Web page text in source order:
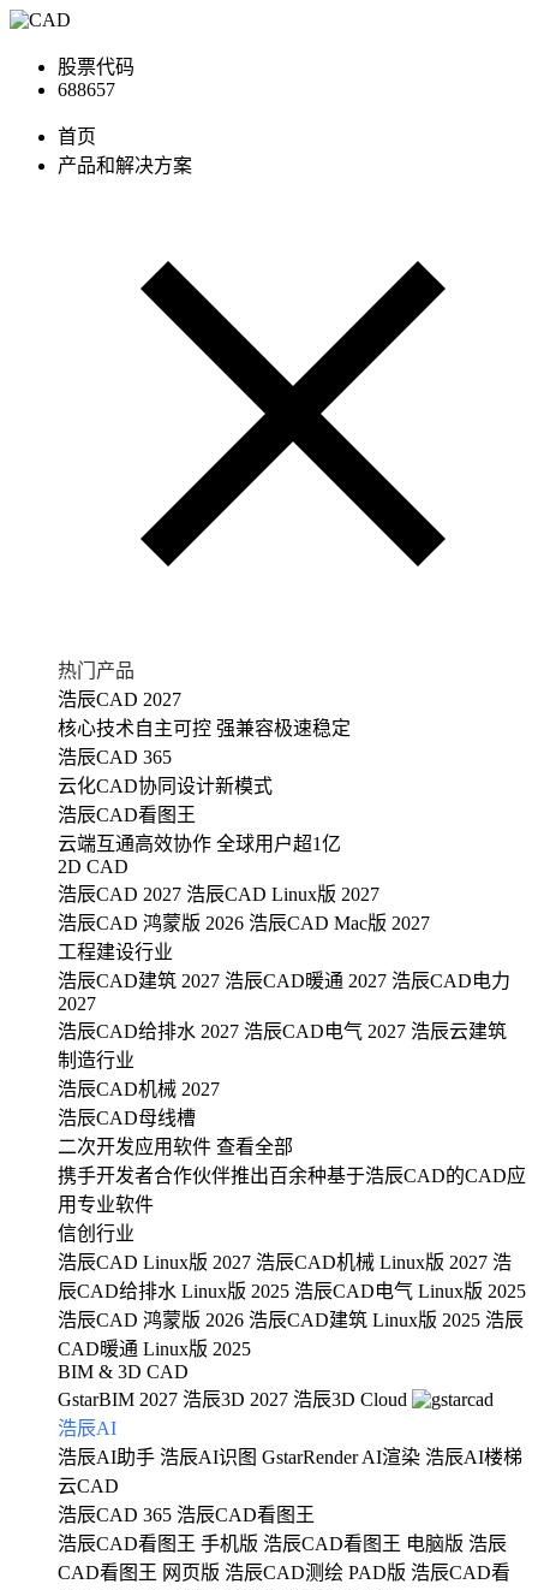
股票代码
688657
首页
产品和解决方案
热门产品
浩辰CAD 2027
核心技术自主可控 强兼容极速稳定
浩辰CAD 365
云化CAD协同设计新模式
浩辰CAD看图王
云端互通高效协作 全球用户超1亿
2D CAD
浩辰CAD 2027 浩辰CAD Linux版 2027
浩辰CAD 鸿蒙版 2026 浩辰CAD Mac版 2027
工程建设行业
浩辰CAD建筑 2027 浩辰CAD暖通 2027 浩辰CAD电力
2027
浩辰CAD给排水 2027 浩辰CAD电气 2027 浩辰云建筑
制造行业
浩辰CAD机械 2027
浩辰CAD母线槽
二次开发应用软件 查看全部
携手开发者合作伙伴推出百余种基于浩辰CAD的CAD应
用专业软件
信创行业
浩辰CAD Linux版 2027 浩辰CAD机械 Linux版 2027 浩
辰CAD给排水 Linux版 2025 浩辰CAD电气 Linux版 2025
浩辰CAD 鸿蒙版 2026 浩辰CAD建筑 Linux版 2025 浩辰
CAD暖通 Linux版 2025
BIM & 3D CAD
GstarBIM 2027 浩辰3D 2027 浩辰3D Cloud
浩辰AI
浩辰AI助手 浩辰AI识图 GstarRender AI渲染 浩辰AI楼梯
云CAD
浩辰CAD 365 浩辰CAD看图王
浩辰CAD看图王 手机版 浩辰CAD看图王 电脑版 浩辰
CAD看图王 网页版 浩辰CAD测绘 PAD版 浩辰CAD看